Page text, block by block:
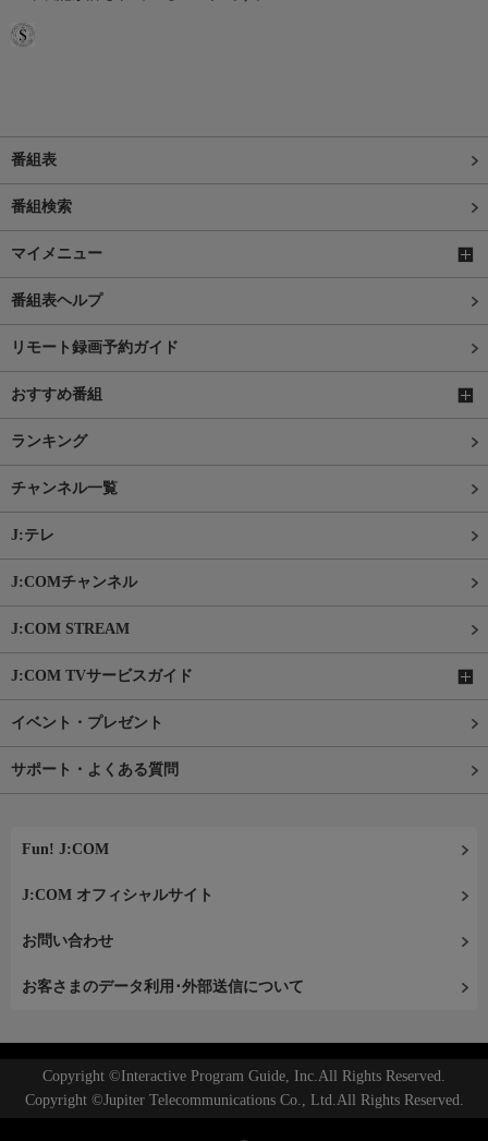
番組表
番組検索
マイメニュー
番組表ヘルプ
リモート録画予約ガイド
おすすめ番組
ランキング
チャンネル一覧
J:テレ
J:COMチャンネル
J:COM STREAM
J:COM TVサービスガイド
イベント・プレゼント
サポート・よくある質問
Fun! J:COM
J:COM オフィシャルサイト
お問い合わせ
お客さまのデータ利用･外部送信について
Copyright ©Interactive Program Guide, Inc.All Rights Reserved.
Copyright ©Jupiter Telecommunications Co., Ltd.All Rights Reserved.